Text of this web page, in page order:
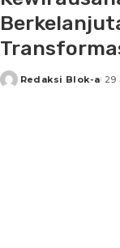
Posted
Redaksi Blok-a 29